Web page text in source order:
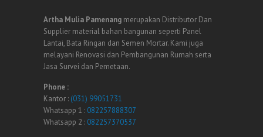
Artha Mulia Pamenang merupakan Distributor Dan
Supplier material bahan bangunan seperti Panel
Lantai, Bata Ringan dan Semen Mortar. Kami juga
melayani Renovasi dan Pembangunan Rumah serta
Jasa Survei dan Pemetaan.
Phone :
Kantor : (031) 99051731
Whatsapp 1 : 082257888307
Whatsapp 2 : 082257370537